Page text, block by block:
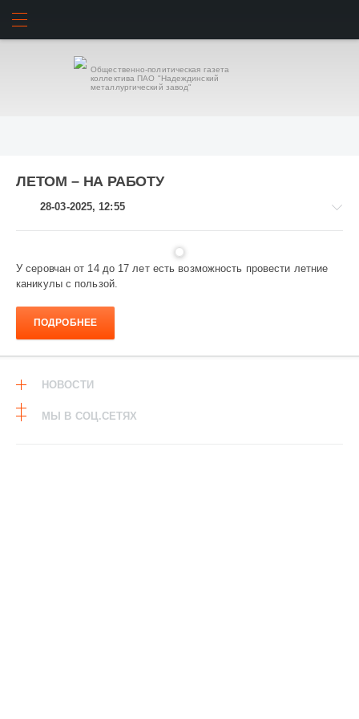
Общественно-политическая газета
коллектива ПАО "Надеждинский
металлургический завод"
ЛЕТОМ – НА РАБОТУ
28-03-2025, 12:55
272
У серовчан от 14 до 17 лет есть возможность провести летние
каникулы с пользой.
ПОДРОБНЕЕ
НОВОСТИ
МЫ В СОЦ.СЕТЯХ